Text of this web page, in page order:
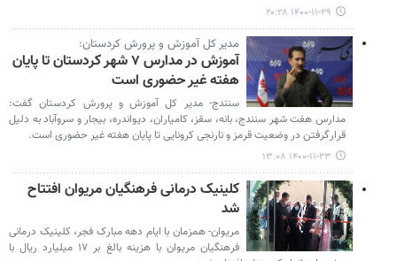
۱۴۰۰-۱۱-۲۹ ۲۰:۲۸
مدیر کل آموزش و پرورش کردستان:
آموزش در مدارس ۷ شهر کردستان تا پایان
هفته غیر حضوری است
سنندج- مدیر کل آموزش و پرورش کردستان گفت:
مدارس هفت شهر سنندج، بانه، سقز، کامیاران، دیواندره، بیجار و سروآباد به دلیل
قرارگرفتن در وضعیت قرمز و نارنجی کرونایی تا پایان هفته غیر حضوری است.
۱۴۰۰-۱۱-۲۳ ۱۳:۰۸
کلینیک درمانی فرهنگیان مریوان افتتاح
شد
مریوان- همزمان با ایام دهه مبارک فجر، کلینیک درمانی
فرهنگیان مریوان با هزینه بالغ بر ۱۷ میلیارد ریال با